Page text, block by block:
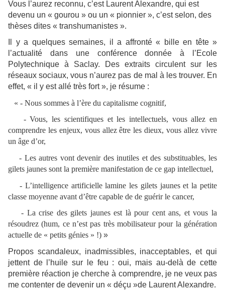
Vous l’aurez reconnu, c’est Laurent Alexandre, qui est
devenu un « gourou » ou un « pionnier », c’est selon, des
thèses dites « transhumanistes ».
Il y a quelques semaines, il a affronté « bille en tête »
l’actualité dans une conférence donnée à l’Ecole
Polytechnique à Saclay. Des extraits circulent sur les
réseaux sociaux, vous n’aurez pas de mal à les trouver. En
effet, « il y est allé très fort », je résume :
« - Nous sommes à l’ère du capitalisme cognitif,
- Vous, les scientifiques et les intellectuels, vous allez en
comprendre les enjeux, vous allez être les dieux, vous allez vivre
un âge d’or,
- Les autres vont devenir des inutiles et des substituables, les
gilets jaunes sont la première manifestation de ce gap intellectuel,
- L’intelligence artificielle lamine les gilets jaunes et la petite
classe moyenne avant d’être capable de de guérir le cancer,
- La crise des gilets jaunes est là pour cent ans, et vous la
résoudrez (hum, ce n’est pas très mobilisateur pour la génération
actuelle de « petits génies » !) »
Propos scandaleux, inadmissibles, inacceptables, et qui
jettent de l’huile sur le feu : oui, mais au-delà de cette
première réaction je cherche à comprendre, je ne veux pas
me contenter de devenir un « déçu »de Laurent Alexandre.